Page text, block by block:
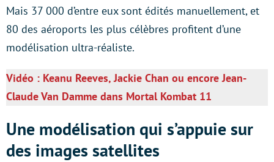
Mais 37 000 d’entre eux sont édités manuellement, et
80 des aéroports les plus célèbres profitent d’une
modélisation ultra-réaliste.
Vidéo : Keanu Reeves, Jackie Chan ou encore Jean-
Claude Van Damme dans Mortal Kombat 11
Une modélisation qui s’appuie sur
des images satellites